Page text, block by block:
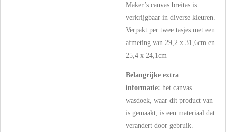
Maker’s canvas breitas is
verkrijgbaar in diverse kleuren.
Verpakt per twee tasjes met een
afmeting van 29,2 x 31,6cm en
25,4 x 24,1cm
Belangrijke extra
informatie: het canvas
wasdoek, waar dit product van
is gemaakt, is een materiaal dat
verandert door gebruik.